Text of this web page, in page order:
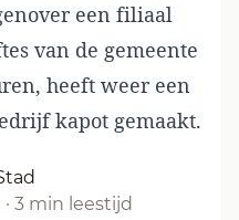
een filiaal
van de gemeente
heeft weer een
kapot gemaakt.
· 3 min leestijd